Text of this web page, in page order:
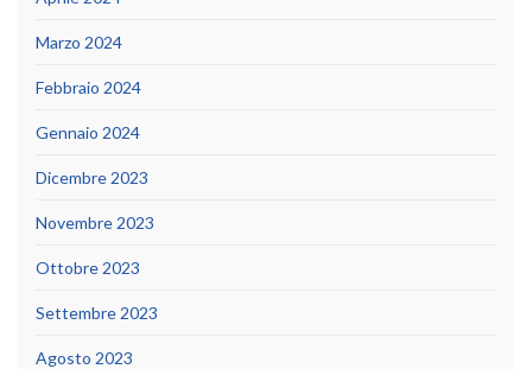
Marzo 2024
Febbraio 2024
Gennaio 2024
Dicembre 2023
Novembre 2023
Ottobre 2023
Settembre 2023
Agosto 2023